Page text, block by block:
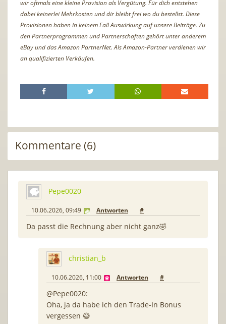
wir oftmals eine kleine Provision als Vergütung. Für dich entstehen
dabei keinerlei Mehrkosten und dir bleibt frei wo du bestellst. Diese
Provisionen haben in keinem Fall Auswirkung auf unsere Beiträge. Zu
den Partnerprogrammen und Partnerschaften gehört unter anderem
eBay und das Amazon PartnerNet. Als Amazon-Partner verdienen wir
an qualifizierten Verkäufen.
Kommentare (6)
Pepe0020
10.06.2026, 09:49 Antworten #
Da passt die Rechnung aber nicht ganz🤣
christian_b
10.06.2026, 11:00 Antworten #
@Pepe0020:
Oha, ja da habe ich den Trade-In Bonus
vergessen 😅